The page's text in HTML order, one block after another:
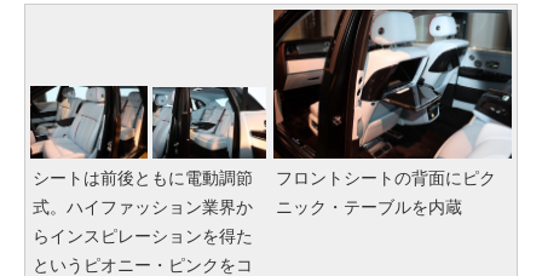
シートは前後ともに電動調節
式。ハイファッション業界か
らインスピレーションを得た
というピオニー・ピンクをコ
フロントシートの背面にピク
ニック・テーブルを内蔵